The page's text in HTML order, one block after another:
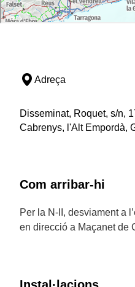
Adreça
Disseminat, Roquet, s/n,
Cabrenys, l'Alt Empordà,
Com arribar-hi
Per la N-II, desviament a
en direcció a Maçanet de